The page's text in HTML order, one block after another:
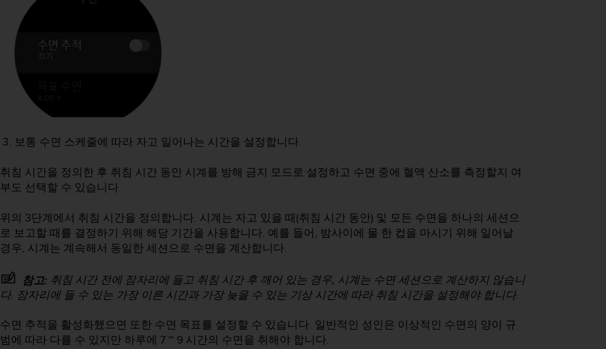
보통 수면 스케줄에 따라 자고 일어나는 시간을 설정합니다.
취침 시간을 정의한 후 취침 시간 동안 시계를 방해 금지 모드로 설정하고 수면 중에 혈액 산소를 측정할지 여
부도 선택할 수 있습니다.
위의 3단계에서 취침 시간을 정의합니다. 시계는 자고 있을 때(취침 시간 동안) 및 모든 수면을 하나의 세션으
로 보고할 때를 결정하기 위해 해당 기간을 사용합니다. 예를 들어, 밤사이에 물 한 컵을 마시기 위해 일어날
경우, 시계는 계속해서 동일한 세션으로 수면을 계산합니다.
참고: 취침 시간 전에잠자리에 들고 취침 시간 후 깨어 있는 경우, 시계는 수면 세션으로 계산하지 않습니
다. 잠자리에 들 수 있는 가장 이른 시간과 가장 늦을 수 있는 기상 시간에 따라 취침 시간을 설정해야 합니다.
수면 추적을 활성화했으면 또한 수면 목표를 설정할 수 있습니다. 일반적인 성인은 이상적인 수면의 양이 규
범에 따라 다를 수 있지만 하루에 7 ~ 9 시간의 수면을 취해야 합니다.